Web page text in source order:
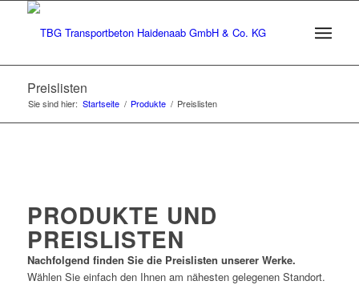
Preislisten
Sie sind hier: Startseite / Produkte / Preislisten
PRODUKTE UND
PREISLISTEN
Nachfolgend finden Sie die Preislisten unserer Werke.
Wählen Sie einfach den Ihnen am nähesten gelegenen Standort.